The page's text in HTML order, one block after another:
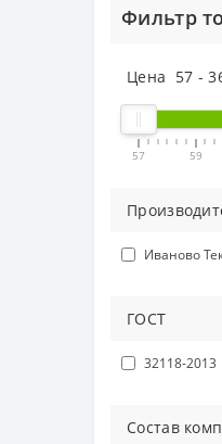
Фильтр
Цена 57 -
57 59
Иваново
ГОСТ
32118-2013
Состав